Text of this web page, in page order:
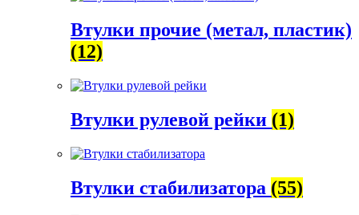
Втулки прочие (метал, пластик)
(12)
Втулки рулевой рейки (1)
Втулки стабилизатора (55)